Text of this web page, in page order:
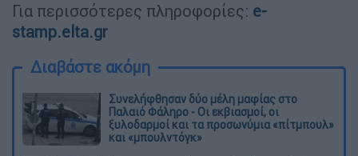
Για περισσότερες πληροφορίες: e-
stamp.elta.gr
Διαβάστε ακόμη
Συνελήφθησαν δύο μέλη μαφίας στο
Παλαιό Φάληρο - Οι εκβιασμοί, οι
ξυλοδαρμοί και τα προσωνύμια «πίτμπουλ»
και «μπουλντόγκ»